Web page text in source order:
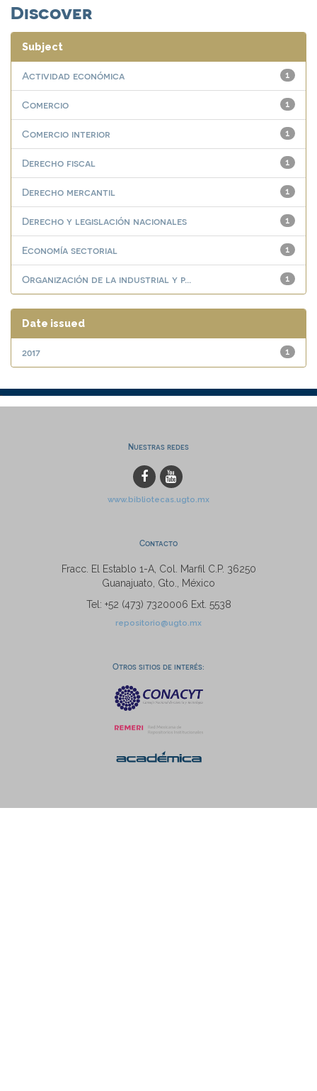
Discover
Subject
1
Actividad económica
1
Comercio
1
Comercio interior
1
Derecho fiscal
1
Derecho mercantil
1
Derecho y legislación nacionales
1
Economía sectorial
1
Organización de la industrial y p...
Date issued
1
2017
Nuestras redes
www.bibliotecas.ugto.mx
Contacto
Fracc. El Establo 1-A, Col. Marfil C.P. 36250
Guanajuato, Gto., México
Tel: +52 (473) 7320006 Ext. 5538
repositorio@ugto.mx
Otros sitios de interés: